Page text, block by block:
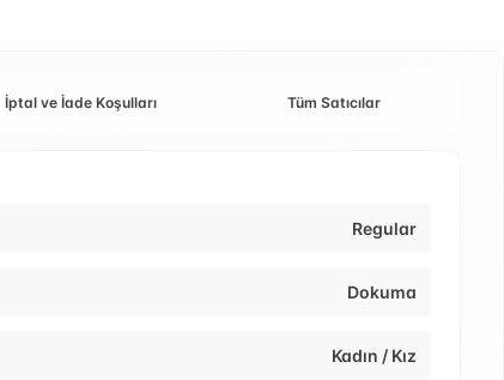
İptal ve İade Koşulları Tüm Satıcılar
Regular
Dokuma
Kadın / Kız